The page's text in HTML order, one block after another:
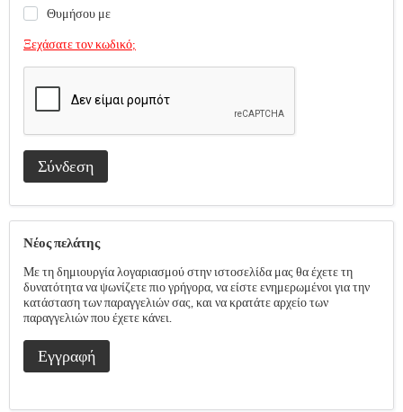
Θυμήσου με
Ξεχάσατε τον κωδικό;
Σύνδεση
Νέος πελάτης
Με τη δημιουργία λογαριασμού στην ιστοσελίδα μας θα έχετε τη
δυνατότητα να ψωνίζετε πιο γρήγορα, να είστε ενημερωμένοι για την
κατάσταση των παραγγελιών σας, και να κρατάτε αρχείο των
παραγγελιών που έχετε κάνει.
Εγγραφή